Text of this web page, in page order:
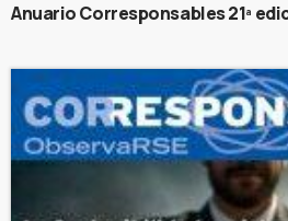
Anuario Corresponsables 21ª